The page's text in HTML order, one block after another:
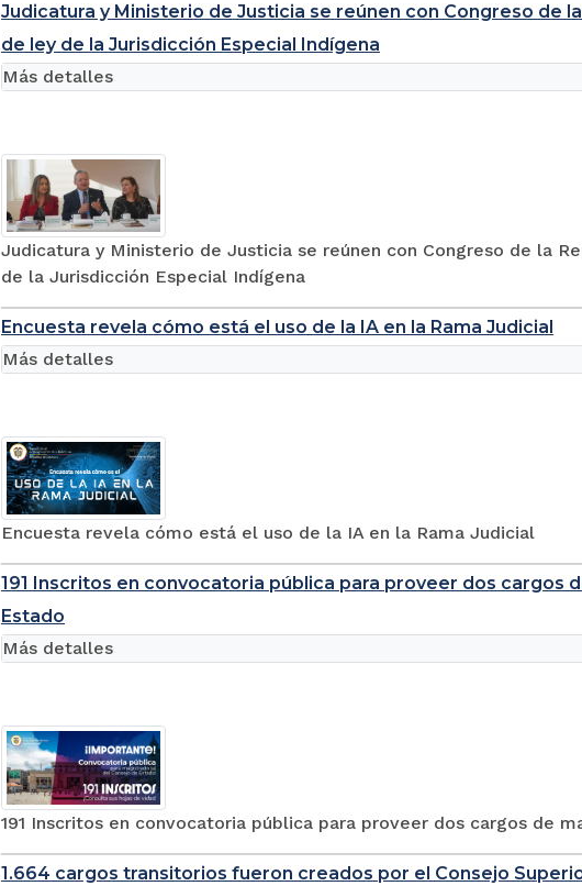
Judicatura y Ministerio de Justicia se reúnen con Congreso de
de ley de la Jurisdicción Especial Indígena
Judicatura y Ministerio de Justicia se reúnen con Congreso de la
de la Jurisdicción Especial Indígena
Más detalles
Encuesta revela cómo está el uso de la IA en la Rama Judicial
Encuesta revela cómo está el uso de la IA en la Rama Judicial
Más detalles
191 Inscritos en convocatoria pública para proveer dos cargos
Estado
191 Inscritos en convocatoria pública para proveer dos cargos de
Más detalles
1.664 cargos transitorios fueron creados por el Consejo